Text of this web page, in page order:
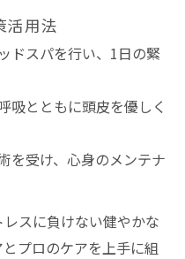
活用法
ドスパを行い、1日の緊
吸とともに頭皮を優しく
を受け、心身のメンテナ
スに負けない健やかな
プロのケアを上手に組